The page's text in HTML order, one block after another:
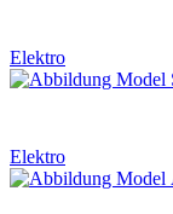
Elektro
Elektro